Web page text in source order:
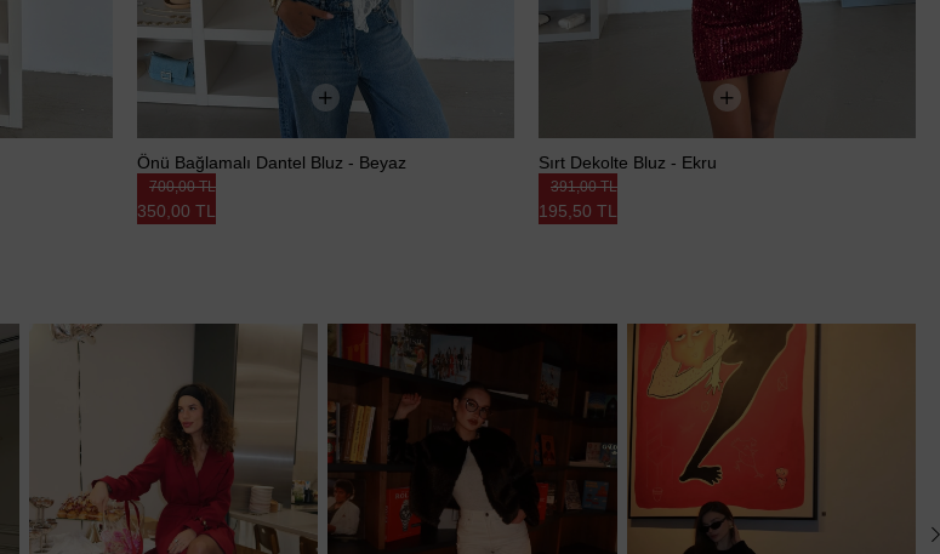
Önü Bağlamalı Dantel Bluz - Beyaz
350,00 TL
700,00 TL
Sırt Dekolte Bluz - Ekru
195,50 TL
391,00 TL